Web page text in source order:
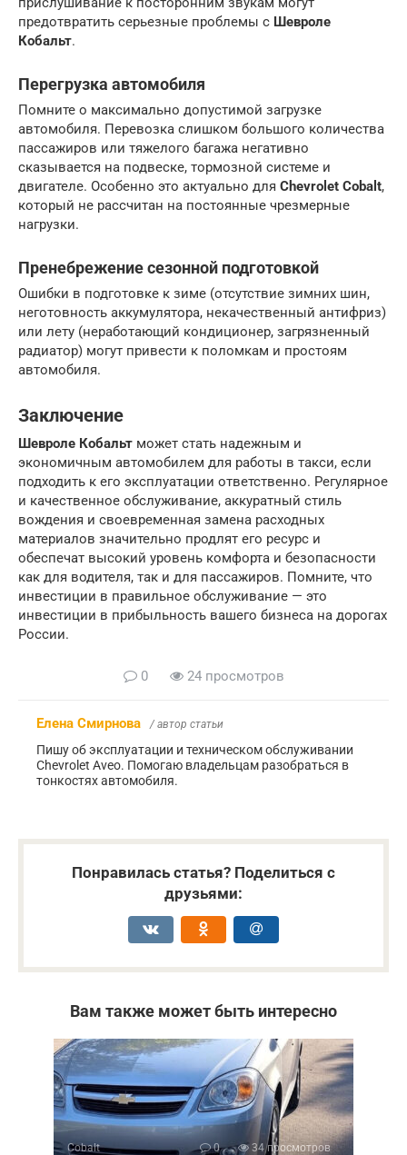
предотвратить серьезные проблемы с Шевроле
Кобальт.
Перегрузка автомобиля
Помните о максимально допустимой загрузке
автомобиля. Перевозка слишком большого количества
пассажиров или тяжелого багажа негативно
сказывается на подвеске, тормозной системе и
двигателе. Особенно это актуально для Chevrolet Cobalt,
который не рассчитан на постоянные чрезмерные
нагрузки.
Пренебрежение сезонной подготовкой
Ошибки в подготовке к зиме (отсутствие зимних шин,
неготовность аккумулятора, некачественный антифриз)
или лету (неработающий кондиционер, загрязненный
радиатор) могут привести к поломкам и простоям
автомобиля.
Заключение
Шевроле Кобальт может стать надежным и
экономичным автомобилем для работы в такси, если
подходить к его эксплуатации ответственно. Регулярное
и качественное обслуживание, аккуратный стиль
вождения и своевременная замена расходных
материалов значительно продлят его ресурс и
обеспечат высокий уровень комфорта и безопасности
как для водителя, так и для пассажиров. Помните, что
инвестиции в правильное обслуживание — это
инвестиции в прибыльность вашего бизнеса на дорогах
России.
0 24 просмотров
Елена Смирнова / автор статьи
Пишу об эксплуатации и техническом обслуживании
Chevrolet Aveo. Помогаю владельцам разобраться в
тонкостях автомобиля.
Понравилась статья? Поделиться с
друзьями:
Вам также может быть интересно
Cobalt 0 34 просмотров